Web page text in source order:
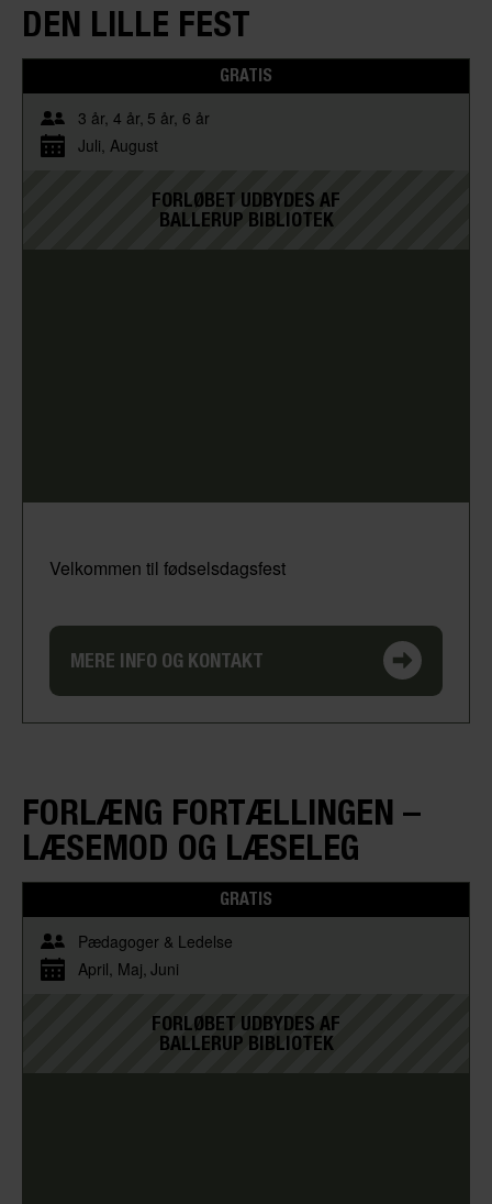
DEN LILLE FEST
GRATIS
3 år 4 år 5 år 6 år
Juli August
FORLØBET UDBYDES AF
BALLERUP BIBLIOTEK
Velkommen til fødselsdagsfest
MERE INFO OG KONTAKT
FORLÆNG FORTÆLLINGEN –
LÆSEMOD OG LÆSELEG
GRATIS
Pædagoger & Ledelse
April Maj Juni
FORLØBET UDBYDES AF
BALLERUP BIBLIOTEK